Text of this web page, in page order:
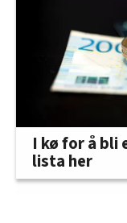
I kø for å bli
lista her